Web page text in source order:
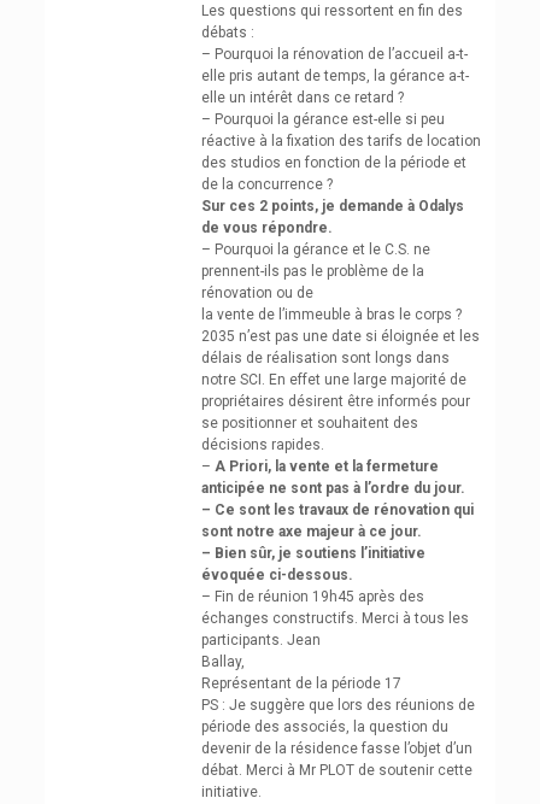
Les questions qui ressortent en fin des
débats :
– Pourquoi la rénovation de l’accueil a-t-
elle pris autant de temps, la gérance a-t-
elle un intérêt dans ce retard ?
– Pourquoi la gérance est-elle si peu
réactive à la fixation des tarifs de location
des studios en fonction de la période et
de la concurrence ?
Sur ces 2 points, je demande à Odalys
de vous répondre.
– Pourquoi la gérance et le C.S. ne
prennent-ils pas le problème de la
rénovation ou de
la vente de l’immeuble à bras le corps ?
2035 n’est pas une date si éloignée et les
délais de réalisation sont longs dans
notre SCI. En effet une large majorité de
propriétaires désirent être informés pour
se positionner et souhaitent des
décisions rapides.
– A Priori, la vente et la fermeture
anticipée ne sont pas à l’ordre du jour.
– Ce sont les travaux de rénovation qui
sont notre axe majeur à ce jour.
– Bien sûr, je soutiens l’initiative
évoquée ci-dessous.
– Fin de réunion 19h45 après des
échanges constructifs. Merci à tous les
participants. Jean
Ballay,
Représentant de la période 17
PS : Je suggère que lors des réunions de
période des associés, la question du
devenir de la résidence fasse l’objet d’un
débat. Merci à Mr PLOT de soutenir cette
initiative.